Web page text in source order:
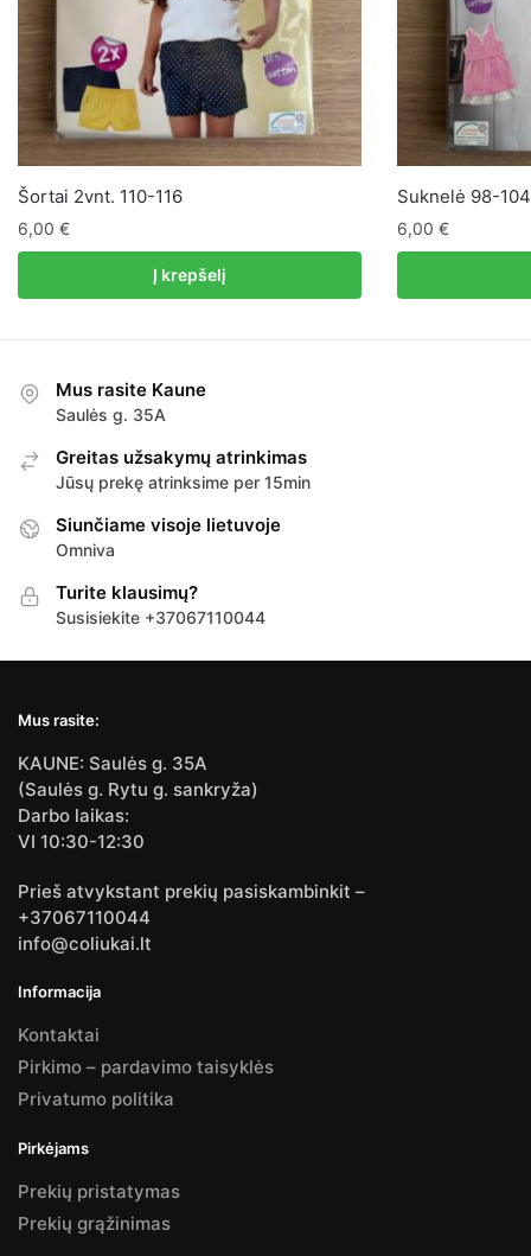
Šortai 2vnt. 110-116
6,00 €
Į krepšelį
Suknelė 98-104
6,00 €
Mus rasite Kaune
Saulės g. 35A
Greitas užsakymų atrinkimas
Jūsų prekę atrinksime per 15min
Siunčiame visoje lietuvoje
Omniva
Turite klausimų?
Susisiekite +37067110044
Mus rasite:
KAUNE: Saulės g. 35A
(Saulės g. Rytu g. sankryža)
Darbo laikas:
VI 10:30-12:30
Prieš atvykstant prekių pasiskambinkit –
+37067110044
info@coliukai.lt
Informacija
Kontaktai
Pirkimo – pardavimo taisyklės
Privatumo politika
Pirkėjams
Prekių pristatymas
Prekių grąžinimas